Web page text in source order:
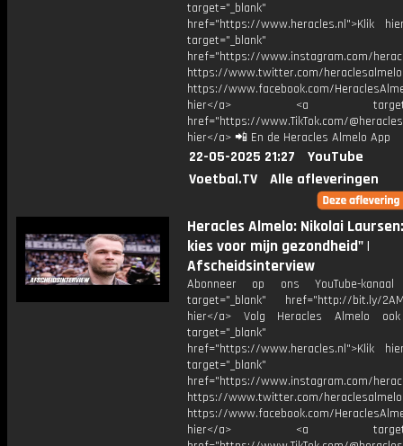
target="_blank"
href="https://www.heracles.nl">Klik
target="_blank"
href="https://www.instagram.com/
https://www.twitter.com/heraclesalmelo
https://www.facebook.com/
hier</a> <a
href="https://www.TikTok.com/
hier</a> 📲 En de Heracles Almelo App
22-05-2025 21:27
YouTube
Voetbal.TV
Alle afleveringen
Heracles Almelo: Nikolai
kies voor mijn gezondheid" |
Afscheidsinterview
Abonneer op ons YouTube-
target="_blank" href="http://bit.ly/
hier</a> Volg Heracles Almelo
target="_blank"
href="https://www.heracles.nl">Klik
target="_blank"
href="https://www.instagram.com/
https://www.twitter.com/heraclesalmelo
https://www.facebook.com/
hier</a> <a